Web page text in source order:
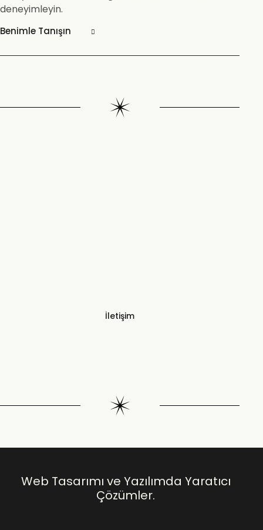
deneyimleyin.
Benimle Tanışın
İletişim
Web Tasarımı ve Yazılımda Yaratıcı
Çözümler.